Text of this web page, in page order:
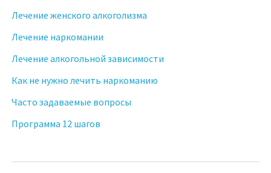
Лечение женского алкоголизма
Лечение наркомании
Лечение алкогольной зависимости
Как не нужно лечить наркоманию
Часто задаваемые вопросы
Программа 12 шагов